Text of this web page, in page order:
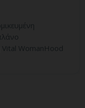
WomanHood